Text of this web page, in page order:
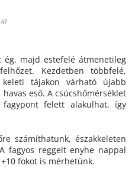
majd estefelé átmenetileg
Kezdetben többfelé,
tájakon várható újabb
eső. A csúcshőmérséklet
felett alakulhat, így
számíthatunk, északkeleten
fagyos reggelt enyhe nappal
fokot is mérhetünk.